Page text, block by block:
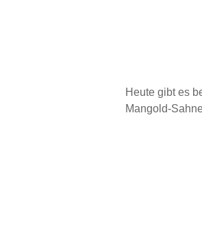
Heute gibt es
Mangold-